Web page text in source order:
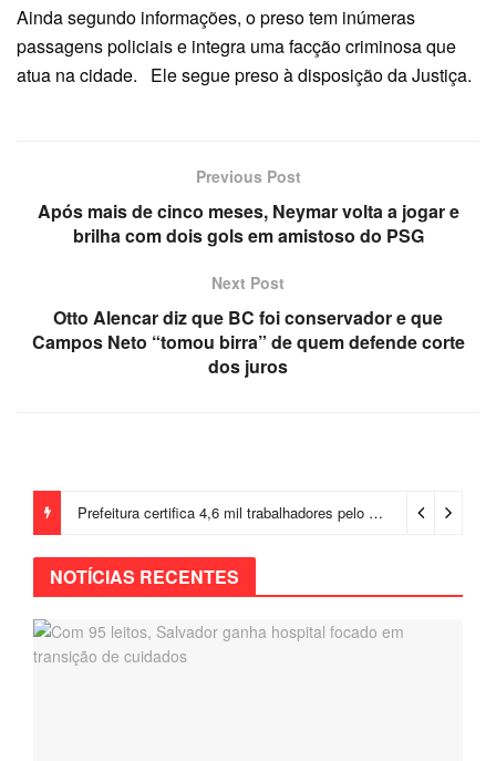
Ainda segundo informações, o preso tem inúmeras
passagens policiais e integra uma facção criminosa que
atua na cidade. Ele segue preso à disposição da Justiça.
Previous Post
Após mais de cinco meses, Neymar volta a jogar e
brilha com dois gols em amistoso do PSG
Next Post
Otto Alencar diz que BC foi conservador e que
Campos Neto “tomou birra” de quem defende corte
dos juros
Prefeitura certifica 4,6 mil trabalhadores pelo programa Treinar para Empregar e realiza Feirão de Empregabilidade
NOTÍCIAS RECENTES